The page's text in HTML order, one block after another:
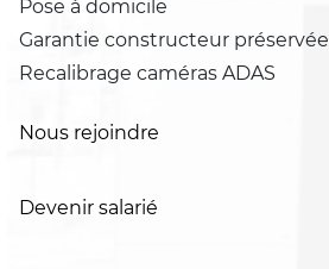
Pose à domicile
Garantie constructeur préservée
Recalibrage caméras ADAS
Nous rejoindre
Devenir salarié